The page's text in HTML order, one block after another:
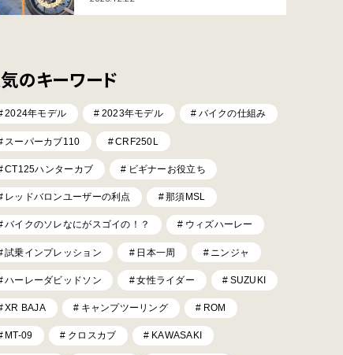
のキーワード
2024年モデル 2023年モデル バイクの仕組み
スーパーカブ110 CRF250L
CT125ハンターカブ ビギナーお役立ち
レッドバロンユーザーの利点 那須MSL
バイクのソレなにがスゴイの！？ ウィズハーレー
試乗インプレッション 日本一周 ニンジャ
ハーレーダビッドソン 女性ライダー SUZUKI
XR BAJA キャンプツーリング ROM
MT-09 クロスカブ KAWASAKI